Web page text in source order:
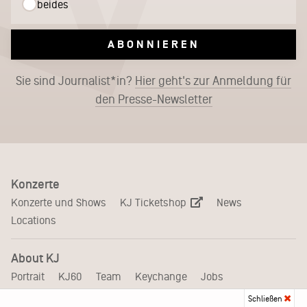
beides
ABONNIEREN
Sie sind Journalist*in? Hier geht's zur Anmeldung für
den Presse-Newsletter
Konzerte
Konzerte und Shows KJ Ticketshop
News
Locations
About KJ
Portrait KJ60 Team Keychange Jobs
Schließen